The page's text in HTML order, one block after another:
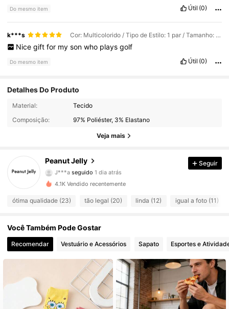
Do mesmo item Útil (0)
k***s Cor: Multicolorido / Tipo de Estilo: 1 par / Tamanho: 43-46
Nice gift for my son who plays golf
Do mesmo item Útil (0)
Detalhes Do Produto
Material:
Tecido
Composição:
97% Poliéster, 3% Elastano
Veja mais
Peanut Jelly
19 Seguidores
19 Seguidores
J***a seguido 1 dia atrás
4,77
4,77 19 Seguidores
4,77 19 Seguidores
19 Seguidores
4,77 19 Seguidores
Seguir
4.1K Vendido recentemente
ótima qualidade (23) tão legal (20) linda (12) igual a foto (11)
Você Também Pode Gostar
Recomendar Vestuário e Acessórios Sapato Esportes e